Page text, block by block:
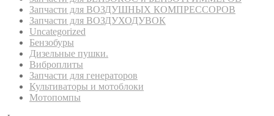
Запчасти для ВОЗДУШНЫХ КОМПРЕССОРОВ
Запчасти для ВОЗДУХОДУВОК
Uncategorized
Бензобуры
Дизельные пушки.
Виброплиты
Запчасти для генераторов
Культиваторы и мотоблоки
Мотопомпы